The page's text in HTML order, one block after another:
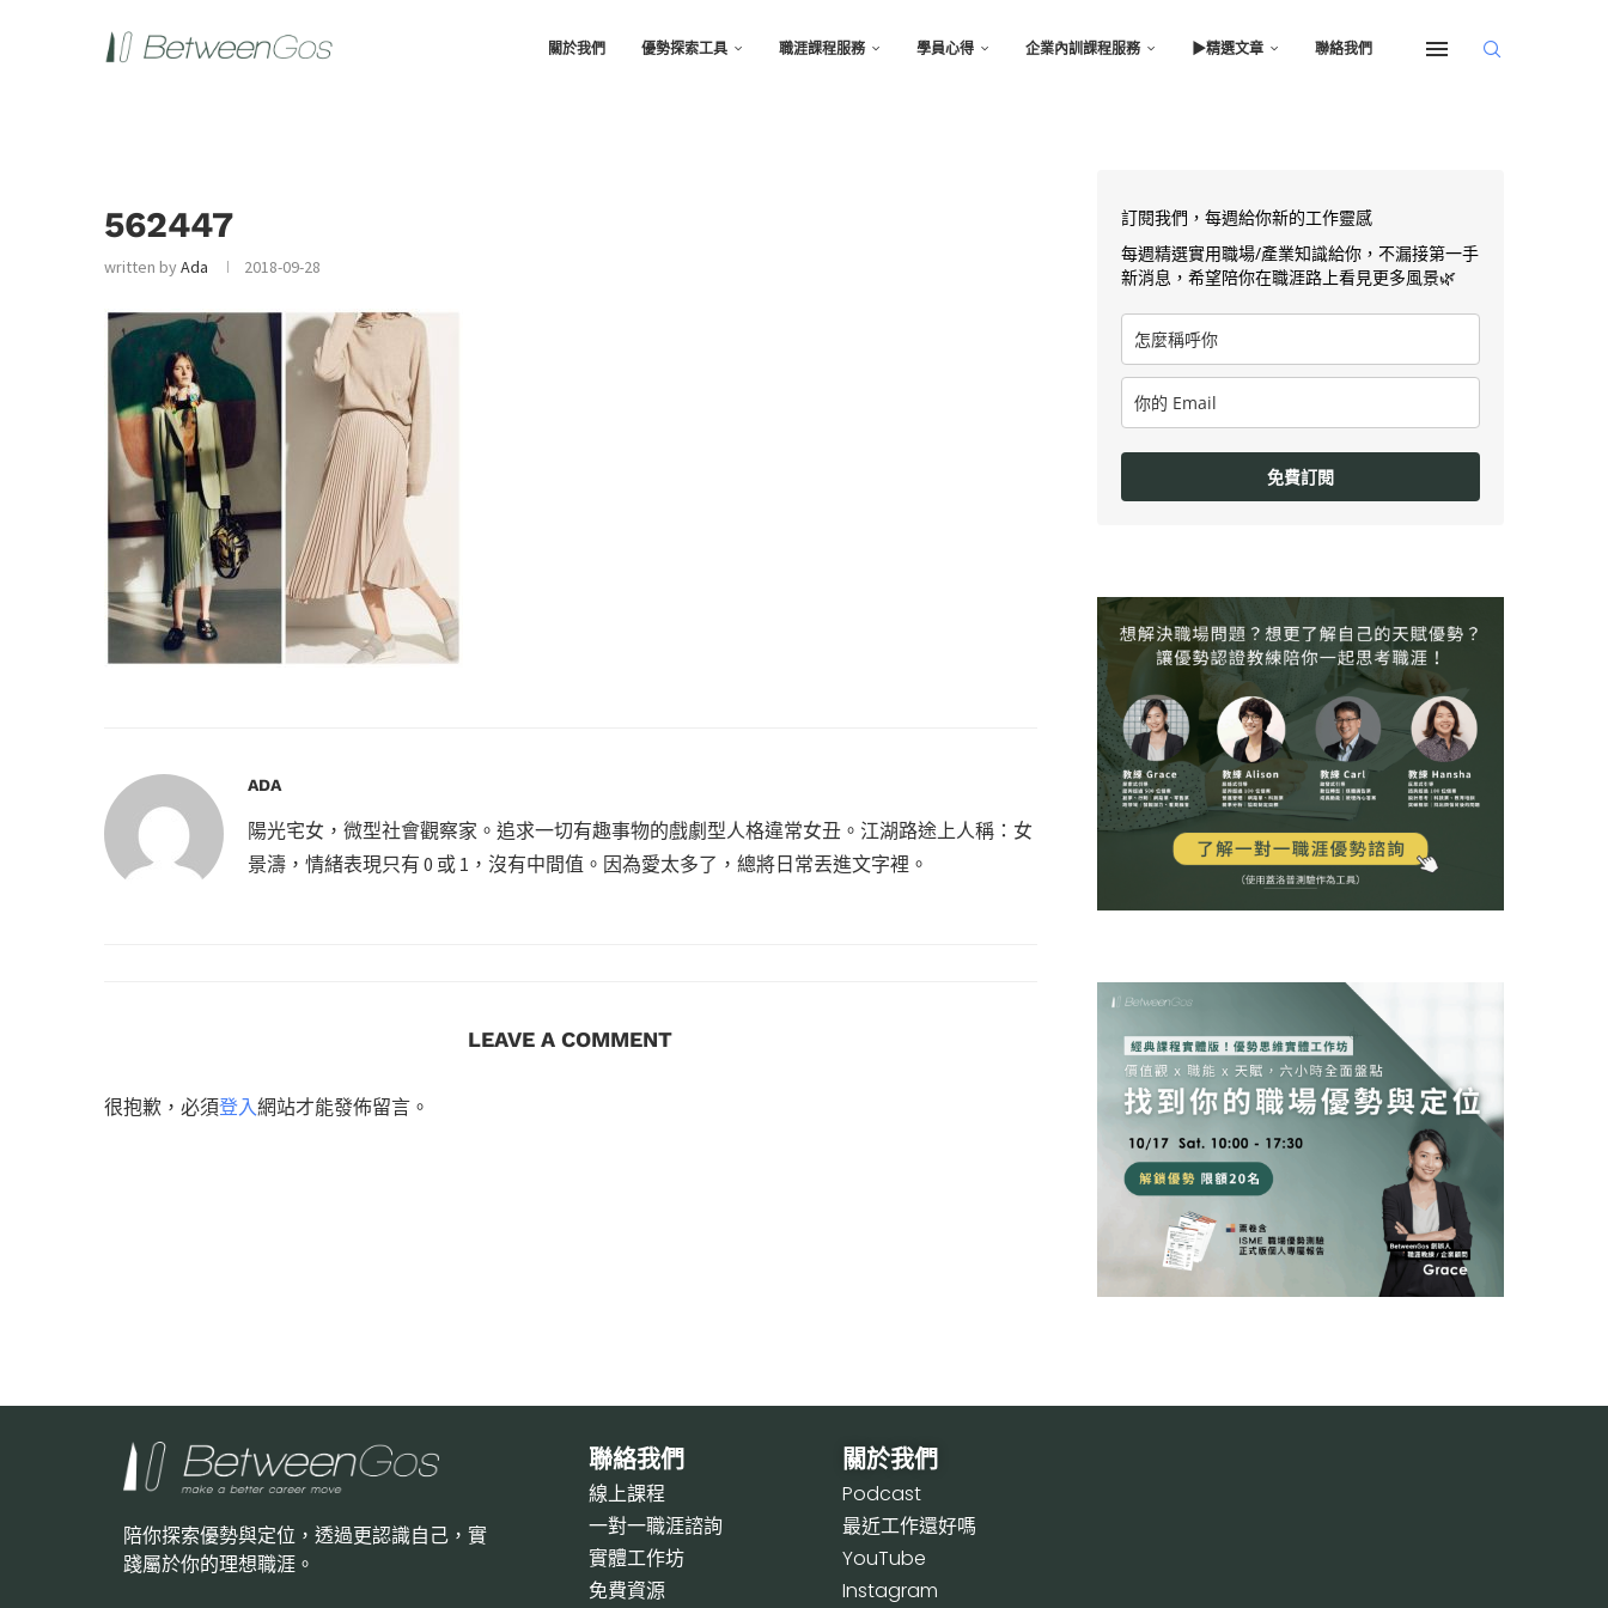
關於我們 優勢探索工具 職涯課程服務 學員心得 企業內訓課程服務 ▶︎精選文章 聯絡我們
562447
written byAda 2018-09-28
ADA
陽光宅女，微型社會觀察家。追求一切有趣事物的戲劇型人格違常女丑。江湖路途上人稱：女
景濤，情緒表現只有 0 或 1，沒有中間值。因為愛太多了，總將日常丟進文字裡。
LEAVE A COMMENT
很抱歉，必須登入網站才能發佈留言。
訂閱我們，每週給你新的工作靈感
每週精選實用職場/產業知識給你，不漏接第一手
新消息，希望陪你在職涯路上看見更多風景🌿
免費訂閱
陪你探索優勢與定位，透過更認識自己，實
踐屬於你的理想職涯。
聯絡我們
線上課程
一對一職涯諮詢
實體工作坊
免費資源
關於我們
Podcast
最近工作還好嗎
YouTube
Instagram